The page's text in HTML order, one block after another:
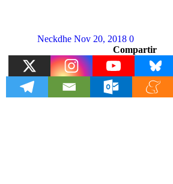
Neckdhe Nov 20, 2018 0
Compartir